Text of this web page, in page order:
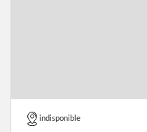
indisponible